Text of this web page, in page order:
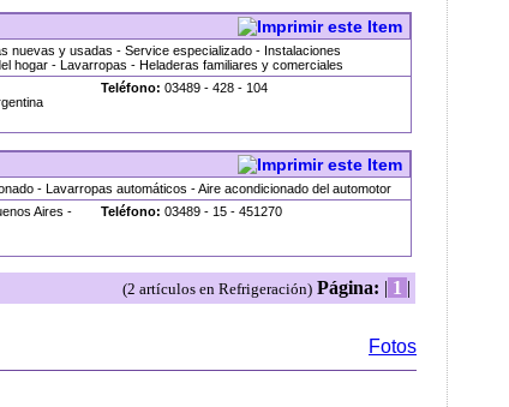
nuevas y usadas - Service especializado - Instalaciones
hogar - Lavarropas - Heladeras familiares y comerciales
Teléfono: 03489 - 428 - 104
- Lavarropas automáticos - Aire acondicionado del automotor
Aires -
Teléfono: 03489 - 15 - 451270
(2 artículos en Refrigeración) Página: | 1 |
Fotos